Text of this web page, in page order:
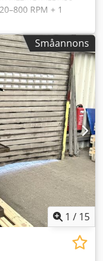
RPM + 1
615 mm x Bredd
280 mm
360°
3
mm/min.
mm Djup: 1300
Småannons
1 / 15